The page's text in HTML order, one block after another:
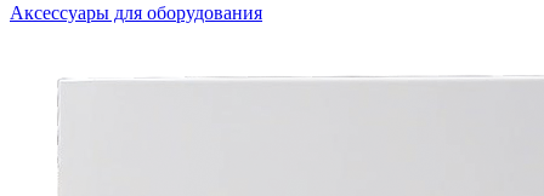
Аксессуары для оборудования